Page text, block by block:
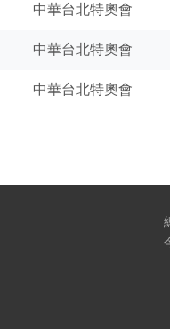
中華台北特奧會
中華台北特奧會
中華台北特奧會